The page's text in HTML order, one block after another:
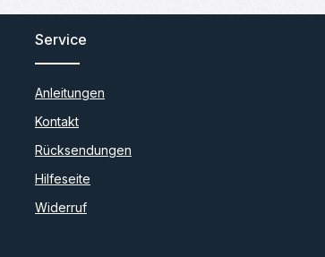
Service
Anleitungen
Kontakt
Rücksendungen
Hilfeseite
Widerruf